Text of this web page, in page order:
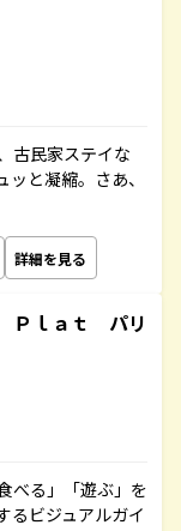
古民家ステイな
と凝縮。さあ、
詳細を見る
Ｐｌａｔ パリ
べる」「遊ぶ」を
るビジュアルガイ